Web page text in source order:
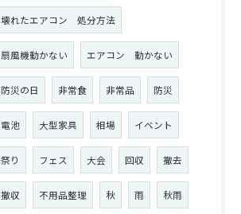
壊れたエアコン 処分方法
扇風機動かない エアコン 動かない
防災の日 非常食 非常品 防災
電池 大型家具 相場 イベント
祭り フェス 大会 回収 撤去
撤収 不用品整理 秋 雨 秋雨